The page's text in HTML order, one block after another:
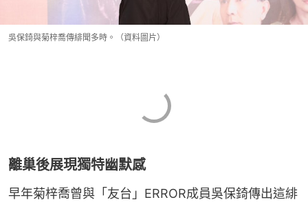
吳保錡與菊梓喬傳緋聞多時。（資料圖片）
離巢後展現獨特幽默感
早年菊梓喬曾與「友台」ERROR成員吳保錡傳出這緋